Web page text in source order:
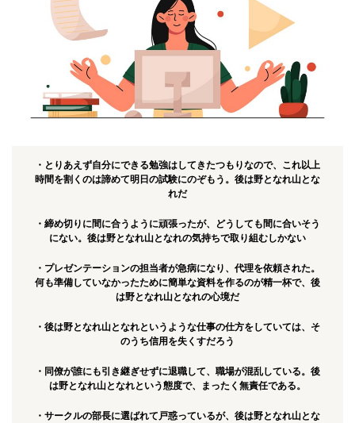
・とりあえず自分にできる勉強はしてきたつもりなので、これ以上
時間を割くのは諦めて明日の試験にのぞもう。後は野となれ山とな
れだ
・締め切りに間に合うように頑張ったが、どうしても間に合いそう
にない。後は野となれ山となれの気持ちで取り組むしかない
・プレゼンテーションの担当者が急病になり、代理を依頼された。
何も準備していなかったために簡単な資料を作るのが精一杯で、後
は野となれ山となれの心境だ
・後は野となれ山となれというような仕事の仕方をしていては、そ
のうち信用を失くすだろう
・同僚が誰にも引き継ぎせずに退職して、職場が混乱している。後
は野となれ山となれという態度で、まったく無責任である。
・サークルの部長に選ばれて戸惑っているが、後は野となれ山とな